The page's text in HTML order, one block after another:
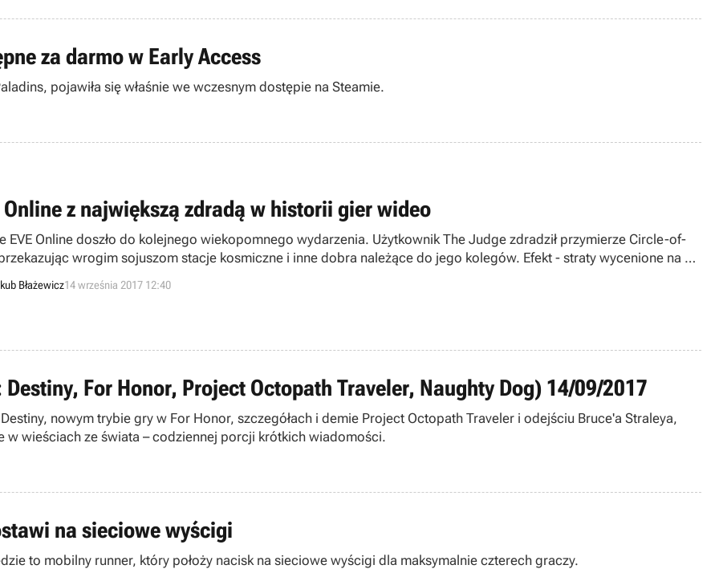
za darmo w Early Access
pojawiła się właśnie we wczesnym dostępie na Steamie.
Online z największą zdradą w historii gier wideo
EVE Online doszło do kolejnego wiekopomnego wydarzenia. Użytkownik The Judge zdradził przymierze Circle-of-
wrogim sojuszom stacje kosmiczne i inne dobra należące do jego kolegów. Efekt - straty wycenione na co
1,5 biliona w wirtualnej walucie, osobiste groźby przywódcy CO2 oraz permanentne zablokowanie jego konta.
Błażewicz14 września 2017 12:40
For Honor, Project Octopath Traveler, Naughty Dog) 14/09/2017
nowym trybie gry w For Honor, szczegółach i demie Project Octopath Traveler i odejściu Bruce'a Straleya,
w wieściach ze świata – codziennej porcji krótkich wiadomości.
na sieciowe wyścigi
to mobilny runner, który położy nacisk na sieciowe wyścigi dla maksymalnie czterech graczy.